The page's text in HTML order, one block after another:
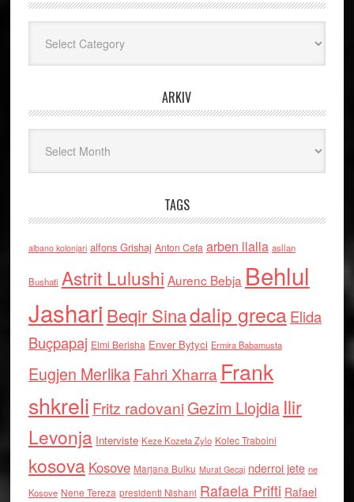
ARKIV
TAGS
albano kolonjari alfons Grishaj Anton Cefa arben llalla asllan
Bushati Astrit Lulushi Aurenc Bebja Behlul
Jashari Beqir Sinadalip grecaElida
Buçpapaj Elmi Berisha Enver Bytyci Ermira Babamusta
Eugjen MerlikaFahri Xharra Frank
shkreli Fritz radovaniGezim Llojdia Ilir
Levonja Interviste Keze Kozeta Zylo Kolec Traboini
kosova Kosove Marjana Bulku Murat Gecaj nderroi jete ne
Kosove Nene Tereza presidenti Nishani Rafaela Prifti Rafael